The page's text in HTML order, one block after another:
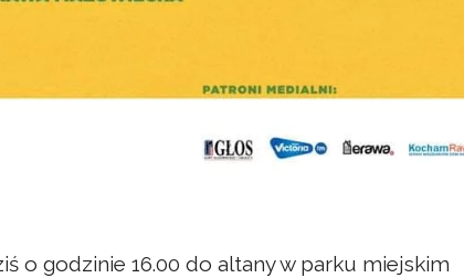
o godzinie 16.00 do altany w parku miejskim